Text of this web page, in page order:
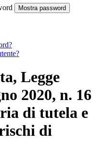
Mostra password
Legge
2020, n. 16
di tutela e
di